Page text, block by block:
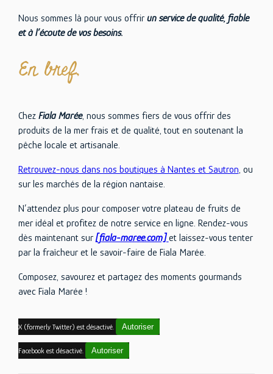
Nous sommes là pour vous offrir un service de qualité, fiable
et à l’écoute de vos besoins.
En bref,
Chez Fiala Marée, nous sommes fiers de vous offrir des
produits de la mer frais et de qualité, tout en soutenant la
pêche locale et artisanale.
Retrouvez-nous dans nos boutiques à Nantes et Sautron , ou
sur les marchés de la région nantaise.
N’attendez plus pour composer votre plateau de fruits de
mer idéal et profitez de notre service en ligne. Rendez-vous
dès maintenant sur [fiala-maree.com]et laissez-vous tenter
par la fraîcheur et le savoir-faire de Fiala Marée.
Composez, savourez et partagez des moments gourmands
avec Fiala Marée !
X (formerly Twitter) est désactivé. Autoriser
Facebook est désactivé. Autoriser